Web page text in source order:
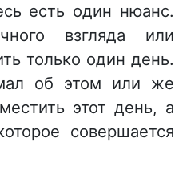
есть один нюанс.
взгляда или
только один день.
об этом или же
этот день, а
совершается